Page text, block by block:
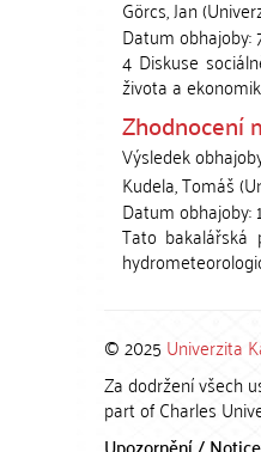
Görcs, Jan(
Datum obhajoby:
4 Diskuse
života a
Zhodnocení
Výsledek
Kudela, Tomáš(
Datum obhajoby:
Tato
© 2025 Univerzita
Za dodržení všech
part of Charles